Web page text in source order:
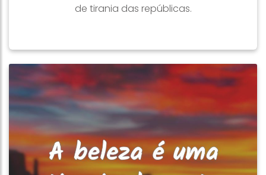
de tirania das repúblicas.